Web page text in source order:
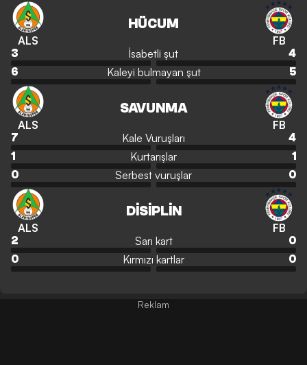
ALS
HÜCUM
FB
3 İsabetli şut
4
6
Kaleyi bulmayan şut 5
ALS
SAVUNMA
FB
7 Kale Vuruşları
4
1
Kurtarışlar
1
0
Serbest vuruşlar 0
ALS
DISIPLIN
FB
2 Sarı kart
0
0
Kırmızı kartlar 0
Reklam